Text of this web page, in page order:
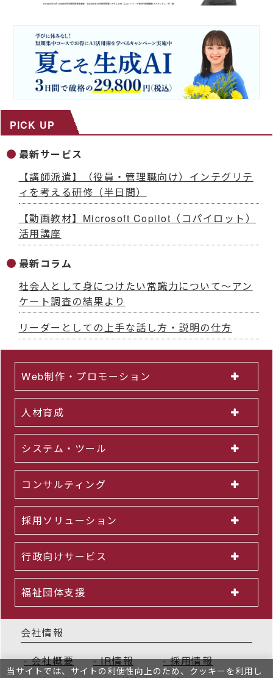
PICK UP
最新サービス
【講師派遣】（役員・管理職向け）インテグリテ
ィを考える研修（半日間）
【動画教材】Microsoft Copilot（コパイロット）
活用講座
最新コラム
社会人として身につけたい常識力について～アン
ケート調査の結果より
リーダーとしての上手な話し方・説明の仕方
Web制作・プロモーション
人材育成
システム・ツール
コンサルティング
採用ソリューション
行政向けサービス
福祉団体支援
会社情報
会社概要
IR情報
採用情報
当サイトでは、サイトの利便性向上のため、クッキーを利⽤し